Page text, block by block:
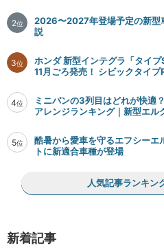
2位
2026〜2027年登場予定の新型
説
3位
ホンダ 新型インテグラ「タイ
11月ごろ発売！ シビックタイプ
4位
ミニバンの3列目はどれが快適
アレンジランキング｜新型エル
5位
酷暑から愛車を守るエフシーエ
トに新適合車種が登場
人気記事ランキン
新着記事